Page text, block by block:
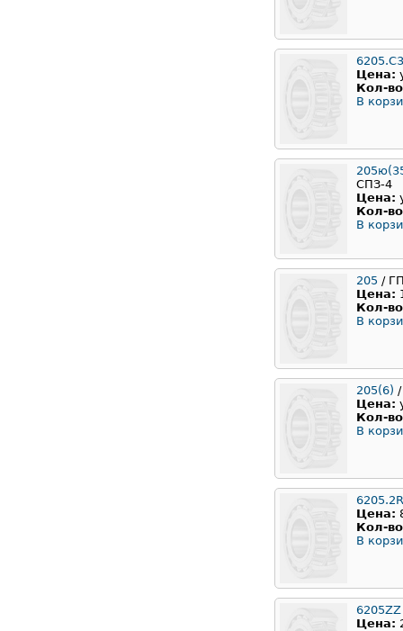
6205.C3
Цена:
Кол-
В
СПЗ-4
Цена:
Кол-
В
205 /
Цена:
Кол-
В
205(6)
Цена:
Кол-
В
Цена:
Кол-
В
6205ZZ
Цена: